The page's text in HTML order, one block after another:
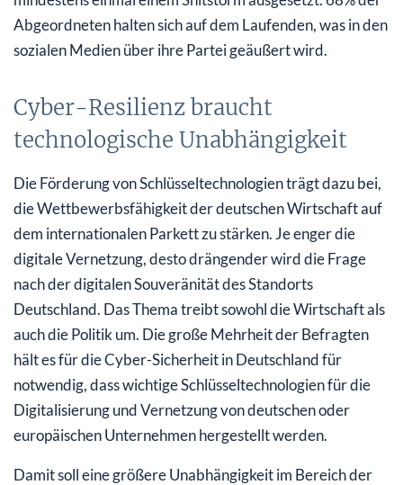
Abgeordneten halten sich auf dem Laufenden, was in den
sozialen Medien über ihre Partei geäußert wird.
Cyber-Resilienz braucht
technologische Unabhängigkeit
Die Förderung von Schlüsseltechnologien trägt dazu bei,
die Wettbewerbsfähigkeit der deutschen Wirtschaft auf
dem internationalen Parkett zu stärken. Je enger die
digitale Vernetzung, desto drängender wird die Frage
nach der digitalen Souveränität des Standorts
Deutschland. Das Thema treibt sowohl die Wirtschaft als
auch die Politik um. Die große Mehrheit der Befragten
hält es für die Cyber-Sicherheit in Deutschland für
notwendig, dass wichtige Schlüsseltechnologien für die
Digitalisierung und Vernetzung von deutschen oder
europäischen Unternehmen hergestellt werden.
Damit soll eine größere Unabhängigkeit im Bereich der